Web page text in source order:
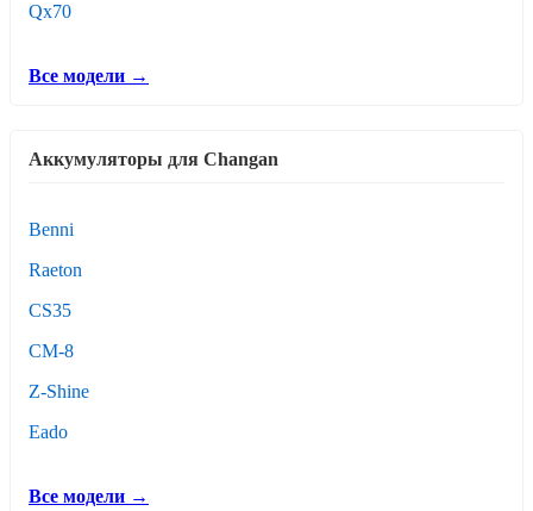
Qx70
Все модели →
Аккумуляторы для Changan
Benni
Raeton
CS35
CM-8
Z-Shine
Eado
Все модели →